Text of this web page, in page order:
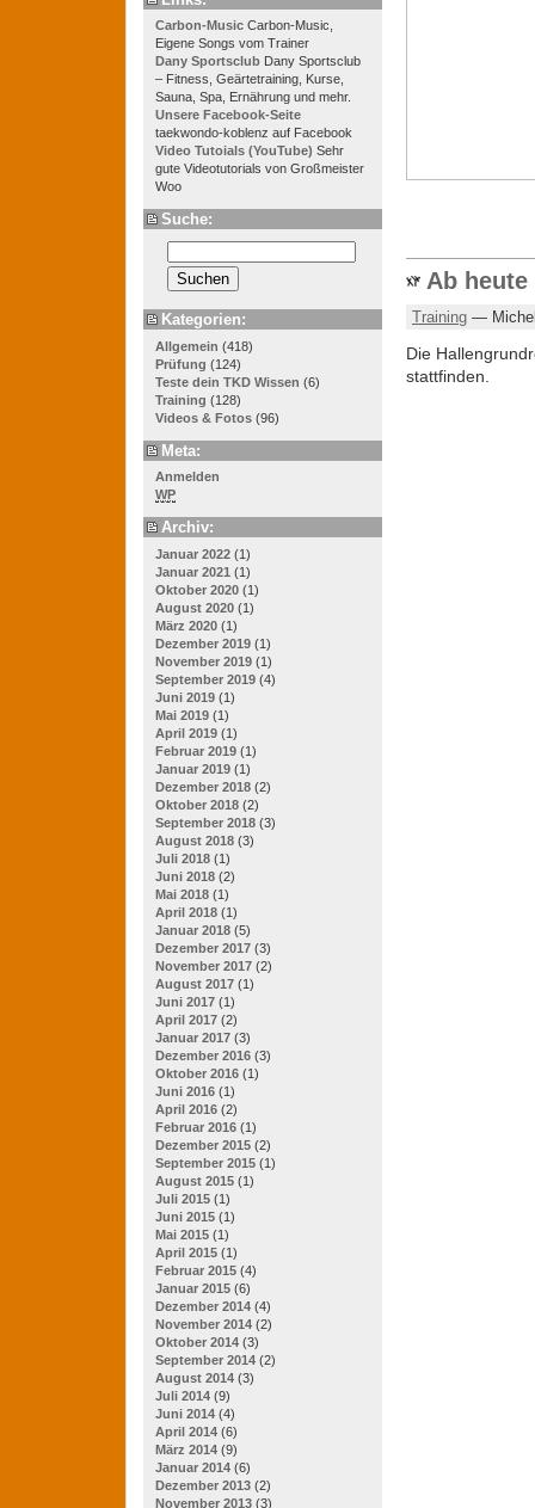
Carbon-Music Carbon-Music,
Eigene Songs vom Trainer
Dany Sportsclub Dany Sportsclub
– Fitness, Geärtetraining, Kurse,
Sauna, Spa, Ernährung und mehr.
Unsere Facebook-Seite
taekwondo-koblenz auf Facebook
Video Tutoials (YouTube) Sehr
gute Videotutorials von Großmeister
Woo
Suche:
Kategorien:
Allgemein (418)
Prüfung (124)
Teste dein TKD Wissen (6)
Training (128)
Videos & Fotos (96)
Meta:
Anmelden
WP
Archiv:
Januar 2022 (1)
Januar 2021 (1)
Oktober 2020 (1)
August 2020 (1)
März 2020 (1)
Dezember 2019 (1)
November 2019 (1)
September 2019 (4)
Juni 2019 (1)
Mai 2019 (1)
April 2019 (1)
Februar 2019 (1)
Januar 2019 (1)
Dezember 2018 (2)
Oktober 2018 (2)
September 2018 (3)
August 2018 (3)
Juli 2018 (1)
Juni 2018 (2)
Mai 2018 (1)
April 2018 (1)
Januar 2018 (5)
Dezember 2017 (3)
November 2017 (2)
August 2017 (1)
Juni 2017 (1)
April 2017 (2)
Januar 2017 (3)
Dezember 2016 (3)
Oktober 2016 (1)
Juni 2016 (1)
April 2016 (2)
Februar 2016 (1)
Dezember 2015 (2)
September 2015 (1)
August 2015 (1)
Juli 2015 (1)
Juni 2015 (1)
Mai 2015 (1)
April 2015 (1)
Februar 2015 (4)
Januar 2015 (6)
Dezember 2014 (4)
November 2014 (2)
Oktober 2014 (3)
September 2014 (2)
August 2014 (3)
Juli 2014 (9)
Juni 2014 (4)
April 2014 (6)
März 2014 (9)
Januar 2014 (6)
Dezember 2013 (2)
November 2013 (3)
Ab
Training —
Die
stattfinden.